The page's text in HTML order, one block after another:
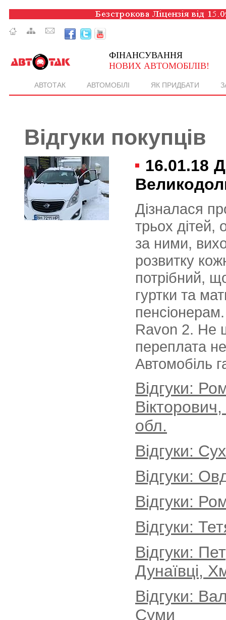
ФІНАНСУВАННЯ
НОВИХ АВТОМОБІЛІВ!
АВТОТАК АВТОМОБІЛІ ЯК ПРИДБАТИ
Відгуки покупців
16.01.18
Дізналася
трьох дітей,
за ними,
розвитку
потрібний,
гуртки та
Ravon 2. Не
переплата
Автомобіль
Відгуки:
обл.
Відгуки:
Відгуки:
Відгуки:
Відгуки:
Відгуки:
Дунаївці,
Відгуки:
Суми